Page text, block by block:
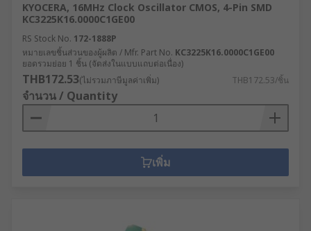
KYOCERA, 16MHz Clock Oscillator CMOS, 4-Pin SMD
KC3225K16.0000C1GE00
RS Stock No. 172-1888P
หมายเลขชิ้นส่วนของผู้ผลิต / Mfr. Part No. KC3225K16.0000C1GE00
ยอดรวมย่อย 1 ชิ้น (จัดส่งในแบบแถบต่อเนื่อง)
THB172.53(ไม่รวมภาษีมูลค่าเพิ่ม) THB172.53/ชิ้น
จำนวน / Quantity
เพิ่ม